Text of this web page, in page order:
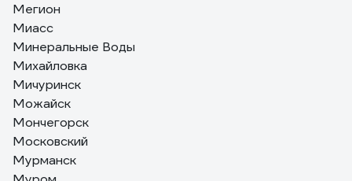
Мегион
Миасс
Минеральные Воды
Михайловка
Мичуринск
Можайск
Мончегорск
Московский
Мурманск